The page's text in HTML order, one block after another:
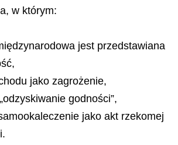
w którym:
jest przedstawiana
jako zagrożenie,
godności”,
jako akt rzekomej